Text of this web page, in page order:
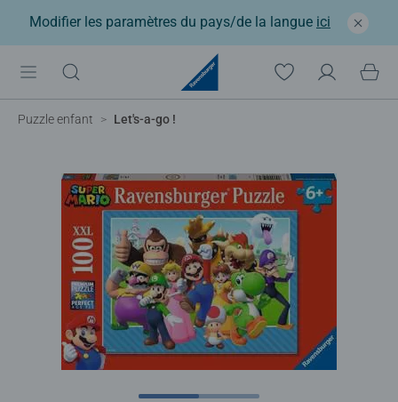
Modifier les paramètres du pays/de la langue ici
Puzzle enfant Let's-a-go !